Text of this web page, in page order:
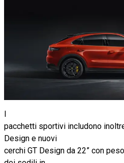
I
pacchetti sportivi includono
Design e nuovi
cerchi GT Design da 22” con